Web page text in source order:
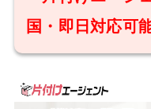
国・即日対応可